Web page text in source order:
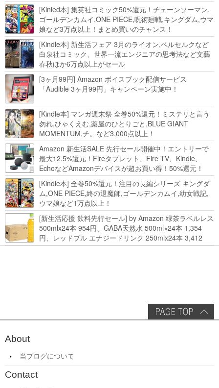
[Kinled本] 集英社コミック50%還元！チェーンソーマン.
ゴールデンカムイ,ONE PIECE,呪術廻戦,キングダム,ウマ
娘など3万点以上！まとめ買いのチャンス！
[Kindle本] 新生活フェア 3月のライオン,ベルセルクなど
白泉社コミック、世界一流エンジニアの思考法など文藝
春秋ほか6万点以上がセール
[3ヶ月99円] Amazon ボイスブック配信サービス
「Audible 3ヶ月99円」キャンペーン実施中！
[Kindle本] マンガ週末祭 全巻50%還元！ミステリと言う
勿れ,ひゃくえむ,薬屋のひとりごと,BLUE GIANT
MOMENTUM,チ。など3,000点以上！
Amazon 新生活SALE 先行セール開催中！エントリーで
最大12.5%還元！Fireタブレット、Fire TV、Kindle、
EchoなどAmazonデバイスが超お買い得！50%還元！
Kindle本 新生活フェアなど！
[Kindle本] 全巻50%還元！注目の長編シリーズ キングダ
ム,ONE PIECE,終の退魔師,ゴールデンカムイ,幼女戦記,
ウマ娘など1万点以上！
[新生活応援 飲料先行セール] by Amazon 緑茶ラベルレス
500mlx24本 954円、GABA天然水 500ml×24本 1,354
円、レッドブル エナジードリンク 250mlx24本 3,412
円、い･ろ･は･す 2L×8本 846円など飲料セール
About
当ブログについて
Contact